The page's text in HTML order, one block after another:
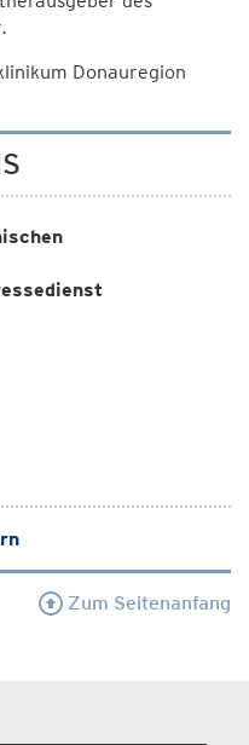
Donauregion
Zum Seitenanfang